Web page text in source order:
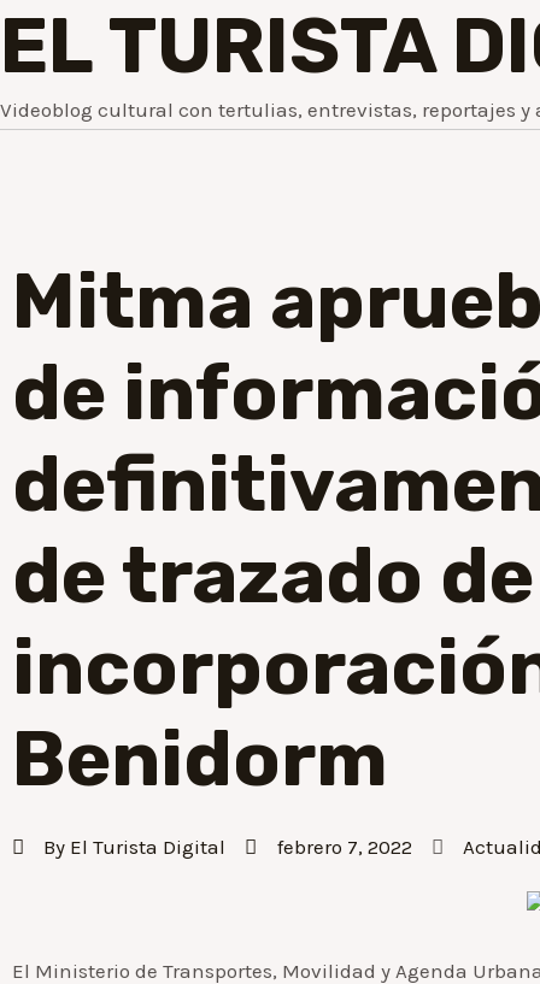
EL TURISTA
Videoblog cultural con tertulias, entrevistas, reportajes y
Mitma
de
de trazado
Benidorm
By El Turista Digital febrero 7, 2022
El Ministerio de Transportes, Movilidad y Agenda